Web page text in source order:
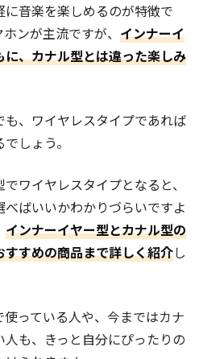
音楽を楽しめるのが特徴で
ンが主流ですが、 インナーイ
、カナル型とは違った楽しみ
、ワイヤレスタイプであれば
しょう。
ワイヤレスタイプとなると、
ばいいかわかりづらいですよ
インナーイヤー型とカナル型の
すめの商品まで詳しく紹介し
っている人や、今まではカナ
も、きっと自分にぴったりの